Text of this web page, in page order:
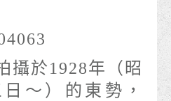
於1928年（昭
～）的東勢，